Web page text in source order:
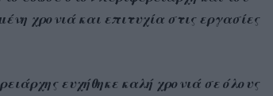
χρονιά και επιτυχία στις εργασίες
ευχήθηκε καλή χρονιά σε όλους